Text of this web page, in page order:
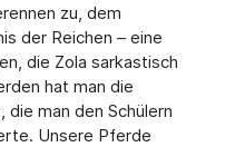
zu, dem
der Reichen – eine
die Zola sarkastisch
hat man die
man den Schülern
Unsere Pferde